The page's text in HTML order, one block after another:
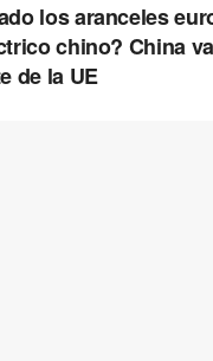
los aranceles
chino? China
de la UE